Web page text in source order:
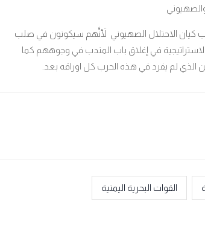
كيان الاحتلال الصهيوني لأَنَّهم سيكونون في صلب
في إغلاق باب المندب في وجوههم كما
الذي لم يفرد في هذه الحرب كل اوراقه بعد.
القوات البحرية اليمنية